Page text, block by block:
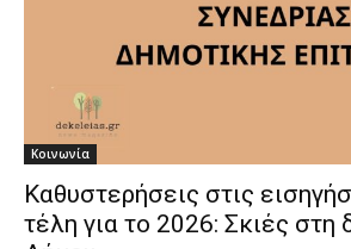
Κοινωνία
Καθυστερήσεις στις
τέλη για το 2026: Σκιές στη